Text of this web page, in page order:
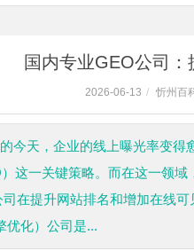
国内专业GEO公司
2026-06-13 / 忻州百
今天，企业的线上曝光率变
这一关键策略。而在这一领
在提升网站排名和增加在线
优化）公司是...